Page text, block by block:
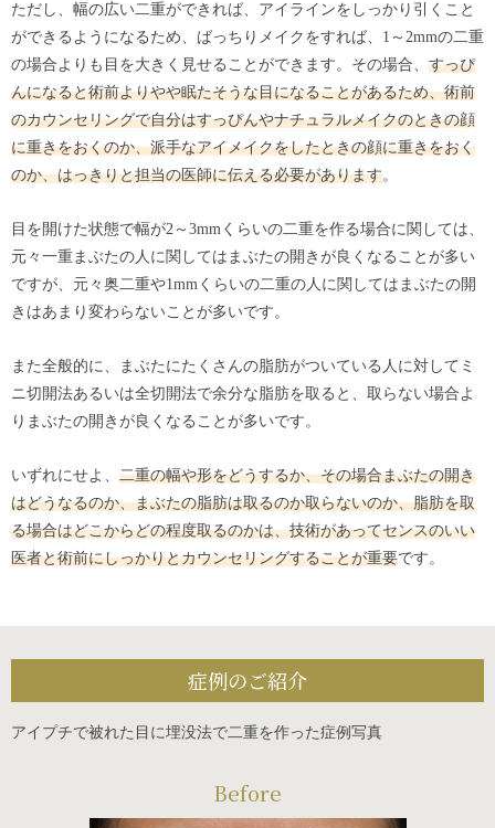
ただし、幅の広い二重ができれば、アイラインをしっかり引くこと
ができるようになるため、ばっちりメイクをすれば、1～2mmの二重
の場合よりも目を大きく見せることができます。その場合、 すっぴ
んになると術前よりやや眠たそうな目になることがあるため、術前
のカウンセリングで自分はすっぴんやナチュラルメイクのときの顔
に重きをおくのか、派手なアイメイクをしたときの顔に重きをおく
のか、はっきりと担当の医師に伝える必要があります。
目を開けた状態で幅が2～3mmくらいの二重を作る場合に関しては、
元々一重まぶたの人に関してはまぶたの開きが良くなることが多い
ですが、元々奥二重や1mmくらいの二重の人に関してはまぶたの開
きはあまり変わらないことが多いです。
また全般的に、まぶたにたくさんの脂肪がついている人に対してミ
ニ切開法あるいは全切開法で余分な脂肪を取ると、取らない場合よ
りまぶたの開きが良くなることが多いです。
いずれにせよ、 二重の幅や形をどうするか、その場合まぶたの開き
はどうなるのか、まぶたの脂肪は取るのか取らないのか、脂肪を取
る場合はどこからどの程度取るのかは、技術があってセンスのいい
医者と術前にしっかりとカウンセリングすることが重要です。
症例のご紹介
アイプチで被れた目に埋没法で二重を作った症例写真
Before